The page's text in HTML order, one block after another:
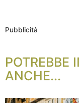
Pubblicità
POTREBBE
ANCHE...